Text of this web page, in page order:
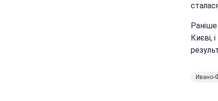
Києві,
Ивано-